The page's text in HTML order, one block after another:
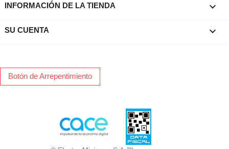
INFORMACIÓN DE LA TIENDA keyboard_arrow_down
SU CUENTA 
Botón de Arrepentimiento